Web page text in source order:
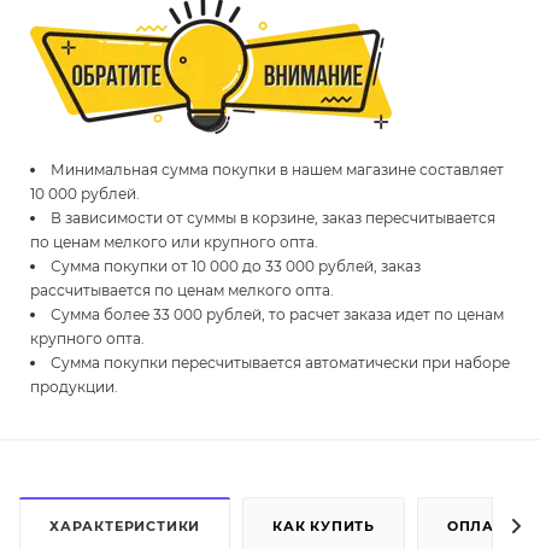
Минимальная сумма покупки в нашем магазине составляет
10 000 рублей.
В зависимости от суммы в корзине, заказ пересчитывается
по ценам мелкого или крупного опта.
Сумма покупки от 10 000 до 33 000 рублей, заказ
рассчитывается по ценам мелкого опта.
Сумма более 33 000 рублей, то расчет заказа идет по ценам
крупного опта.
Сумма покупки пересчитывается автоматически при наборе
продукции.
ХАРАКТЕРИСТИКИ КАК КУПИТЬ ОПЛАТА